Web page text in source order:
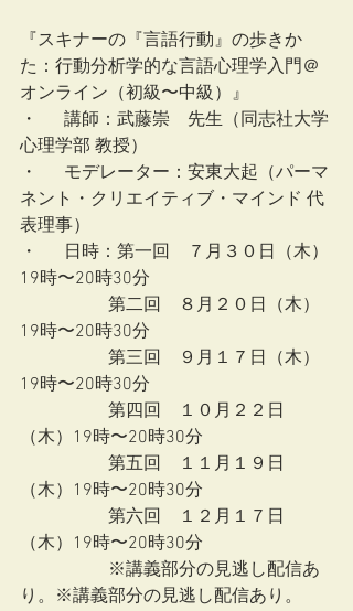
『スキナーの『言語行動』の歩きか
た：行動分析学的な言語心理学入門＠
オンライン（初級〜中級）』
・	講師：武藤崇　先生（同志社大学
心理学部 教授）
・	モデレーター：安東大起（パーマ
ネント・クリエイティブ・マインド 代
表理事）
・	日時：第一回　７月３０日（木）
19時〜20時30分
第二回　８月２０日（木）
19時〜20時30分
第三回　９月１７日（木）
19時〜20時30分
第四回　１０月２２日
（木）19時〜20時30分
第五回　１１月１９日
（木）19時〜20時30分
第六回　１２月１７日
（木）19時〜20時30分
※講義部分の見逃し配信あ
り。※講義部分の見逃し配信あり。